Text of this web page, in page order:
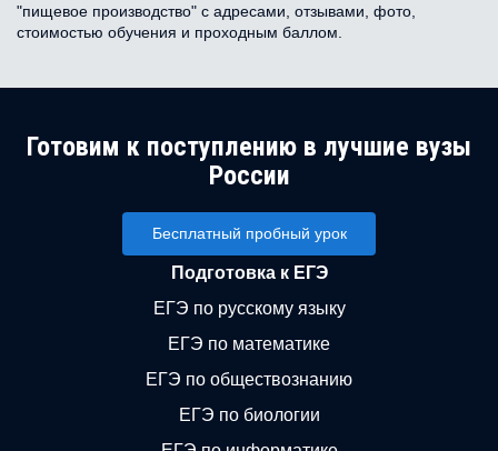
"пищевое производство" с адресами, отзывами, фото,
стоимостью обучения и проходным баллом.
Готовим к поступлению в лучшие вузы
России
Бесплатный пробный урок
Подготовка к ЕГЭ
ЕГЭ по русскому языку
ЕГЭ по математике
ЕГЭ по обществознанию
ЕГЭ по биологии